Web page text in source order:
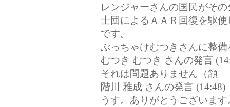
レンジャーさんの国民がそ
士団によるＡＡＲ回復を駆
です。
ぶっちゃけむつきさんに整
むつき むつき さんの発言
それは問題ありません（頷
階川 雅成 さんの発言 (14:48)
うす。ありがとうございます